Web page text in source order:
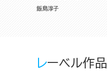
飯島淳子
レーベル作品